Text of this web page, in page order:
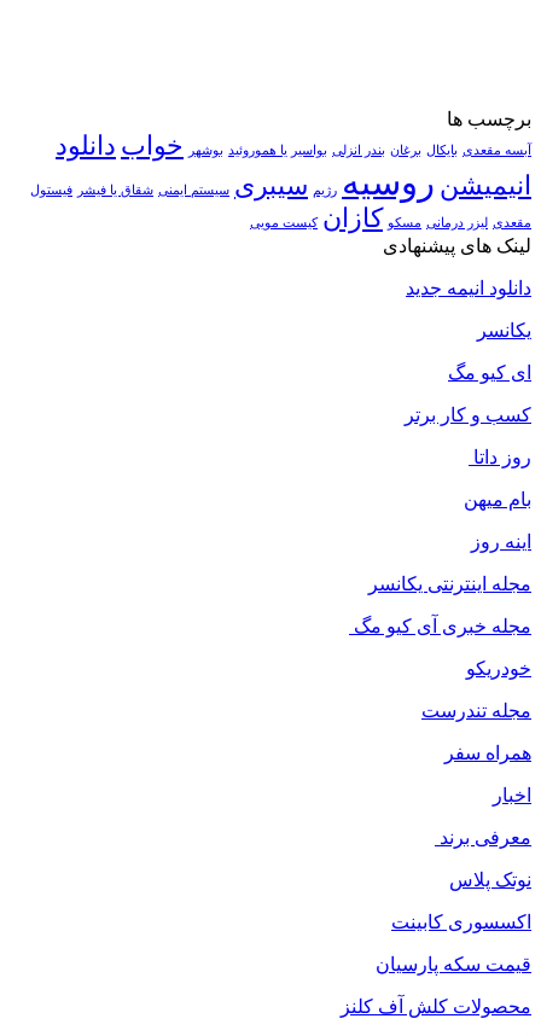
برچسب ها
آبسه مقعدی بایکال برغان بندر انزلی بواسیر یا هموروئید بوشهر خواب دانلود
انیمیشن روسیه رژیم سیبری سیستم ایمنی شقاق یا فیشر فیستول
مقعدی لیزر درمانی مسکو کازان کیست مویی
لینک های پیشنهادی
دانلود انیمه جدید
یکانسر
ای کیو مگ
کسب و کار برتر
روز داتا
بام میهن
اینه روز
مجله اینترنتی یکانسر
مجله خبری آی کیو مگ
خودریکو
مجله‌ تندرست
همراه سفر
اخبار
معرفی برند
نوتک پلاس
اکسسوری کابینت
قیمت سکه پارسیان
محصولات کلش آف کلنز